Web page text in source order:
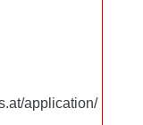
application/
application/